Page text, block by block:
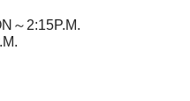
～2:15P.M.